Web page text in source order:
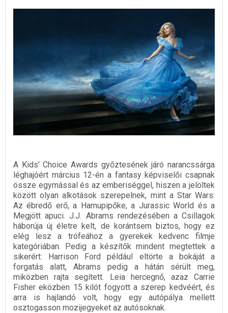
A Kids’ Choice Awards győztesének járó narancssárga
léghajóért március 12-én a fantasy képviselői csapnak
össze egymással és az emberiséggel, hiszen a jelöltek
között olyan alkotások szerepelnek, mint a Star Wars:
Az ébredő erő, a Hamupipőke, a Jurassic World és a
Megjött apuci. J.J. Abrams rendezésében a Csillagok
háborúja új életre kelt, de korántsem biztos, hogy ez
elég lesz a trófeához a gyerekek kedvenc filmje
kategóriában. Pedig a készítők mindent megtettek a
sikerért: Harrison Ford például eltörte a bokáját a
forgatás alatt, Abrams pedig a hátán sérült meg,
miközben rajta segített. Leia hercegnő, azaz Carrie
Fisher eközben 15 kilót fogyott a szerep kedvéért, és
arra is hajlandó volt, hogy egy autópálya mellett
osztogasson mozijegyeket az autósoknak.